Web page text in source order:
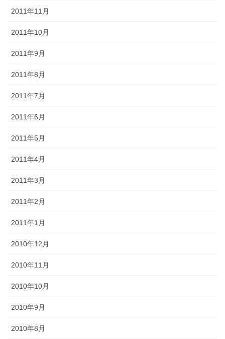
2011年11月
2011年10月
2011年9月
2011年8月
2011年7月
2011年6月
2011年5月
2011年4月
2011年3月
2011年2月
2011年1月
2010年12月
2010年11月
2010年10月
2010年9月
2010年8月